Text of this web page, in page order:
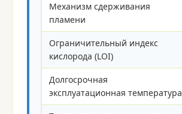
Механизм сдерживания
пламени
Ограничительный индекс
кислорода (LOI)
Долгосрочная
эксплуатационная температура